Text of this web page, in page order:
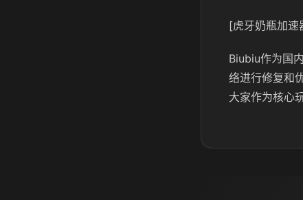
[虎牙奶瓶加速
Biubiu作为国
络进行修复和
大家作为核心